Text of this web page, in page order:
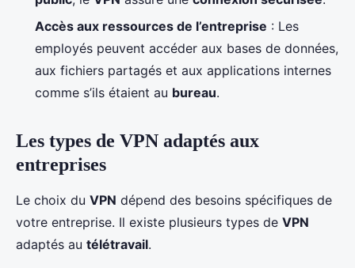
Accès aux ressources de l’entreprise : Les
employés peuvent accéder aux bases de données,
aux fichiers partagés et aux applications internes
comme s’ils étaient au bureau.
Les types de VPN adaptés aux
entreprises
Le choix du VPN dépend des besoins spécifiques de
votre entreprise. Il existe plusieurs types de VPN
adaptés au télétravail.